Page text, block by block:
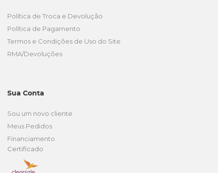
Política de Troca e Devolução
Política de Pagamento
Termos e Condições de Uso do Site
RMA/Devoluções
Sua Conta
Sou um novo cliente
Meus Pedidos
Financiamento
Certificado